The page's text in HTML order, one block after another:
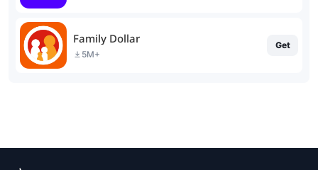
Family Dollar
5M+
Get